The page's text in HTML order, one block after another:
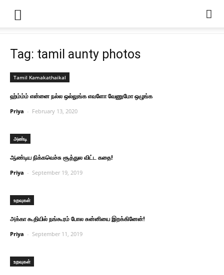
Tag: tamil aunty photos
Tamil Kamakathaikal
ஹ்ம்ம்ம் என்னை நல்ல ஒல்லுங்க எவளோ வேணுமோ ஒழுங்க
Priya - February 13, 2020
அண்டி
ஆண்டிய நிக்கவெச்சு சூத்துல விட்ட கதை!
Priya - September 19, 2019
உறவுகள்
அக்கா கூதியில் நங்கூரம் போல சுன்னியை இறக்கினேன்!
Priya - September 11, 2019
உறவுகள்